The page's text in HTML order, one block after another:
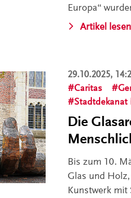
Europa“
Artikel lesen
29.10.2025,
Caritas
Stadtdekanat
Die
Bis zum 10.
Glas und
Kunstwerk mit